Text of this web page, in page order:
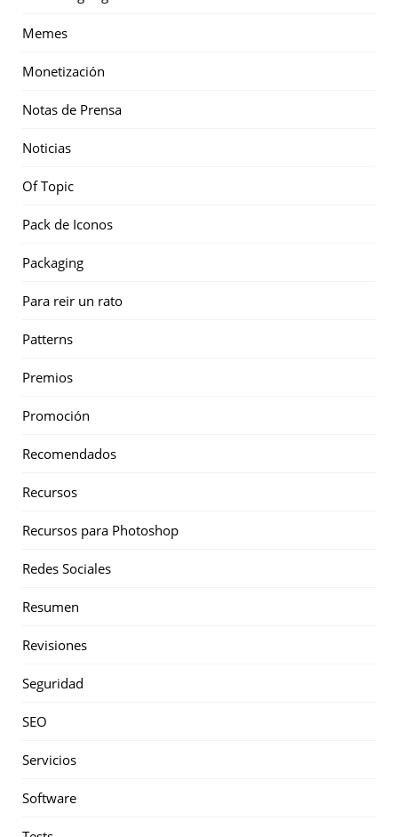
Memes
Monetización
Notas de Prensa
Noticias
Of Topic
Pack de Iconos
Packaging
Para reir un rato
Patterns
Premios
Promoción
Recomendados
Recursos
Recursos para Photoshop
Redes Sociales
Resumen
Revisiones
Seguridad
SEO
Servicios
Software